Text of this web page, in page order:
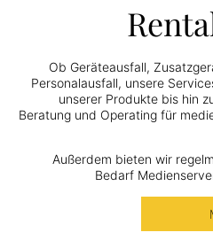
Ob Geräteausfall,
Personalausfall, unsere
unserer Produkte bis hin
Beratung und Operating für
Außerdem bieten wir
Bedarf